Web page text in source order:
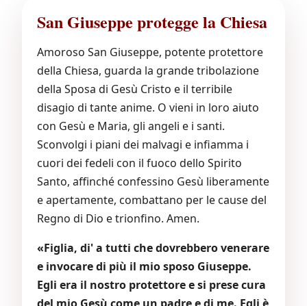
San Giuseppe protegge la Chiesa
Amoroso San Giuseppe, potente protettore
della Chiesa, guarda la grande tribolazione
della Sposa di Gesù Cristo e il terribile
disagio di tante anime. O vieni in loro aiuto
con Gesù e Maria, gli angeli e i santi.
Sconvolgi i piani dei malvagi e infiamma i
cuori dei fedeli con il fuoco dello Spirito
Santo, affinché confessino Gesù liberamente
e apertamente, combattano per le cause del
Regno di Dio e trionfino. Amen.
«Figlia, di' a tutti che dovrebbero venerare
e invocare di più il mio sposo Giuseppe.
Egli era il nostro protettore e si prese cura